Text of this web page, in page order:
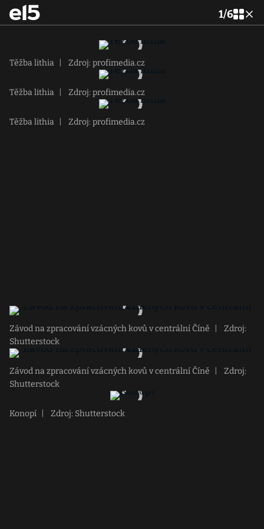
1/6
Těžba lithia Zdroj: profimedia.cz
Těžba lithia Zdroj: profimedia.cz
Těžba lithia Zdroj: profimedia.cz
Závod na zpracování vzácných kovů v centrální Číně
Zdroj:
Shutterstock
Závod na zpracování vzácných kovů v centrální Číně
Zdroj:
Shutterstock
Konopí Zdroj: Shutterstock